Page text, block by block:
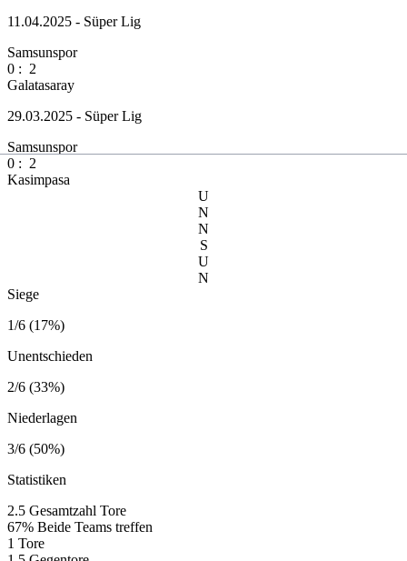
11.04.2025 - Süper Lig
Samsunspor
0 : 2
Galatasaray
29.03.2025 - Süper Lig
Samsunspor
0 : 2
Kasimpasa
U
N
N
S
U
N
Siege
1/6 (17%)
Unentschieden
2/6 (33%)
Niederlagen
3/6 (50%)
Statistiken
2.5 Gesamtzahl Tore
67% Beide Teams treffen
1 Tore